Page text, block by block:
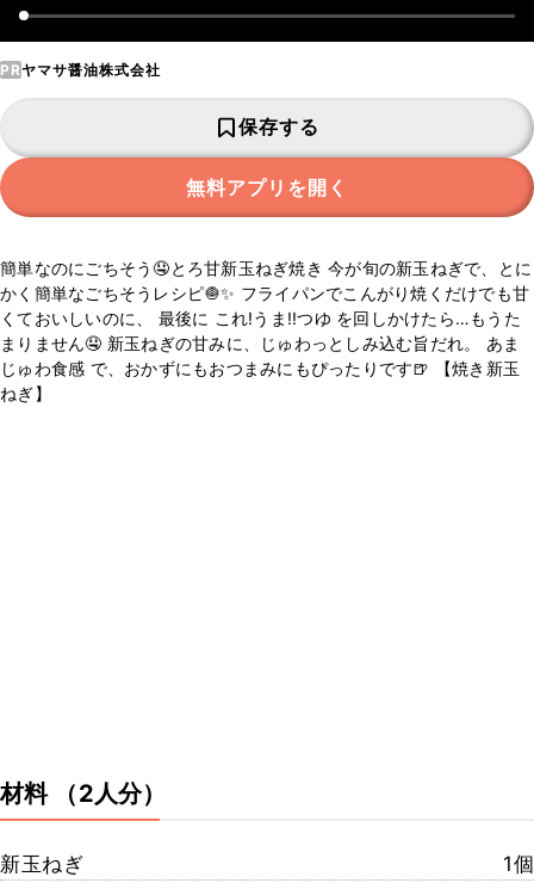
PRヤマサ醤油株式会社
保存する
無料アプリを開く
簡単なのにごちそう🤤とろ甘新玉ねぎ焼き 今が旬の新玉ねぎで、とに
かく簡単なごちそうレシピ🧅✨ フライパンでこんがり焼くだけでも甘
くておいしいのに、 最後に これ!うま!!つゆ を回しかけたら…もうた
まりません🤤 新玉ねぎの甘みに、じゅわっとしみ込む旨だれ。 あま
じゅわ食感 で、おかずにもおつまみにもぴったりです🍺 【焼き新玉
ねぎ】
材料 （2人分）
新玉ねぎ 1個